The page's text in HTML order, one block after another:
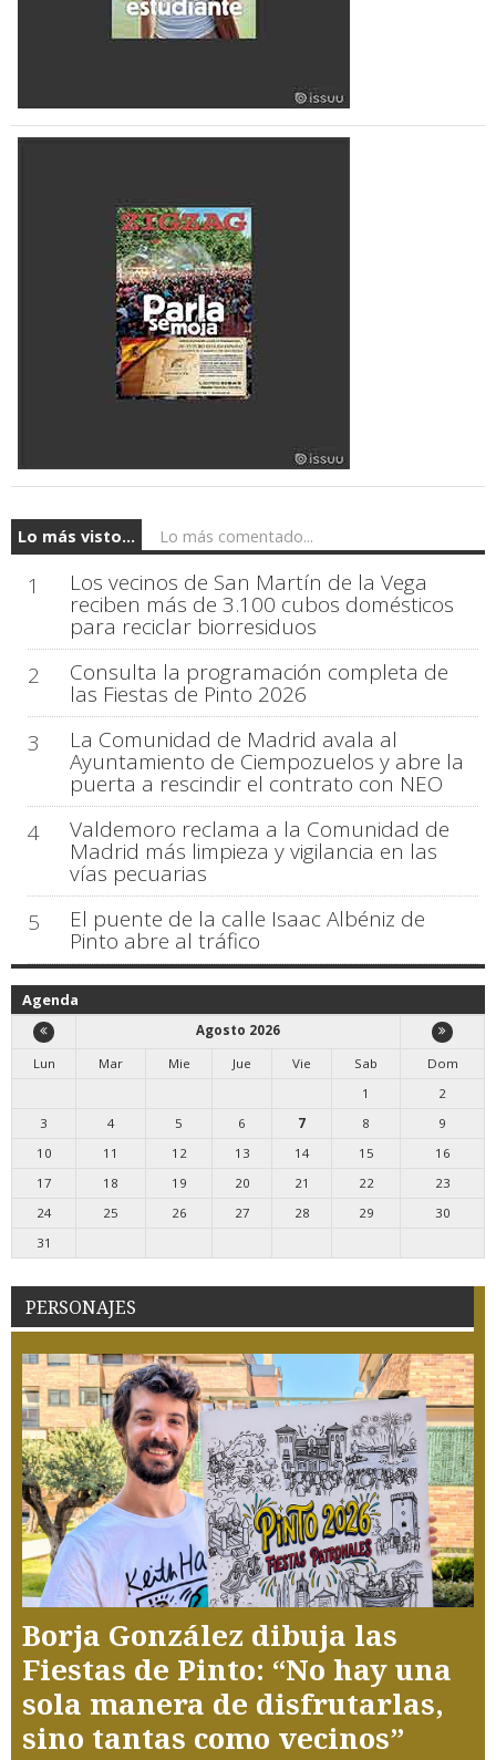
Lo más visto... Lo más comentado...
1 Los vecinos de San Martín de la Vega
reciben más de 3.100 cubos domésticos
para reciclar biorresiduos
2
Consulta la programación completa de
las Fiestas de Pinto 2026
3
La Comunidad de Madrid avala al
Ayuntamiento de Ciempozuelos y abre la
puerta a rescindir el contrato con NEO
4
Valdemoro reclama a la Comunidad de
Madrid más limpieza y vigilancia en las
vías pecuarias
5
El puente de la calle Isaac Albéniz de
Pinto abre al tráfico
Agenda
Agosto 2026
Lun
Mar Mie Jue Vie Sab
Dom
1
2
3
4 5 6 7 8
9
10
11 12 13 14 15
16
17
18 19 20 21 22
23
24
25 26 27 28 29
30
31
PERSONAJES
Borja González dibuja las
Fiestas de Pinto: “No hay una
sola manera de disfrutarlas,
sino tantas como vecinos”